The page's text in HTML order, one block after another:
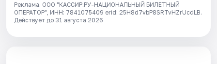
Реклама. ООО "КАССИР.РУ-НАЦИОНАЛЬНЫЙ БИЛЕТНЫЙ
ОПЕРАТОР", ИНН: 7841075409 erid: 25H8d7vbP8SRTvHZrUcdLB.
Действует до 31 августа 2026